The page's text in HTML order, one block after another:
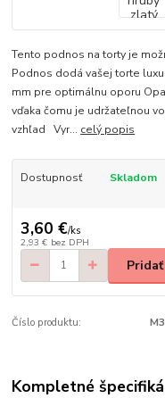
Tento podnos na torty je
Podnos dodá vašej torte
mm pre optimálnu oporu
vďaka čomu je udržateľnou
vzhľad Vyr... celý popis
Dostupnosť Skladom
3,60 €/ks
2,93 € bez DPH
Číslo produktu:
Kompletné